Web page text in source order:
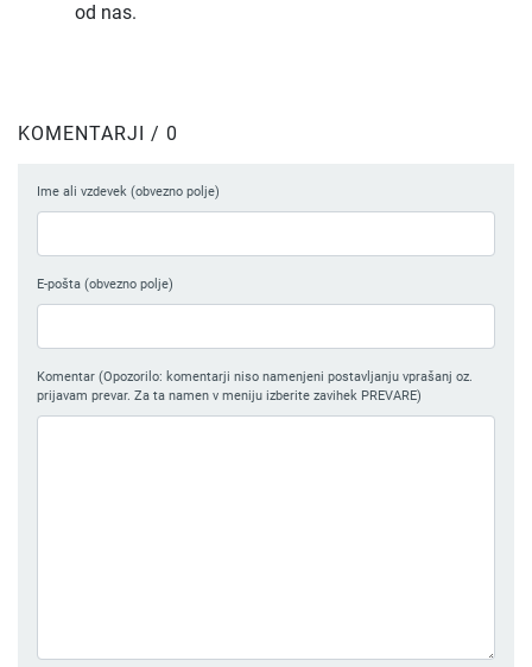
od nas.
KOMENTARJI / 0
Ime ali vzdevek (obvezno polje)
E-pošta (obvezno polje)
Komentar (Opozorilo: komentarji niso namenjeni postavljanju vprašanj oz.
prijavam prevar. Za ta namen v meniju izberite zavihek PREVARE)